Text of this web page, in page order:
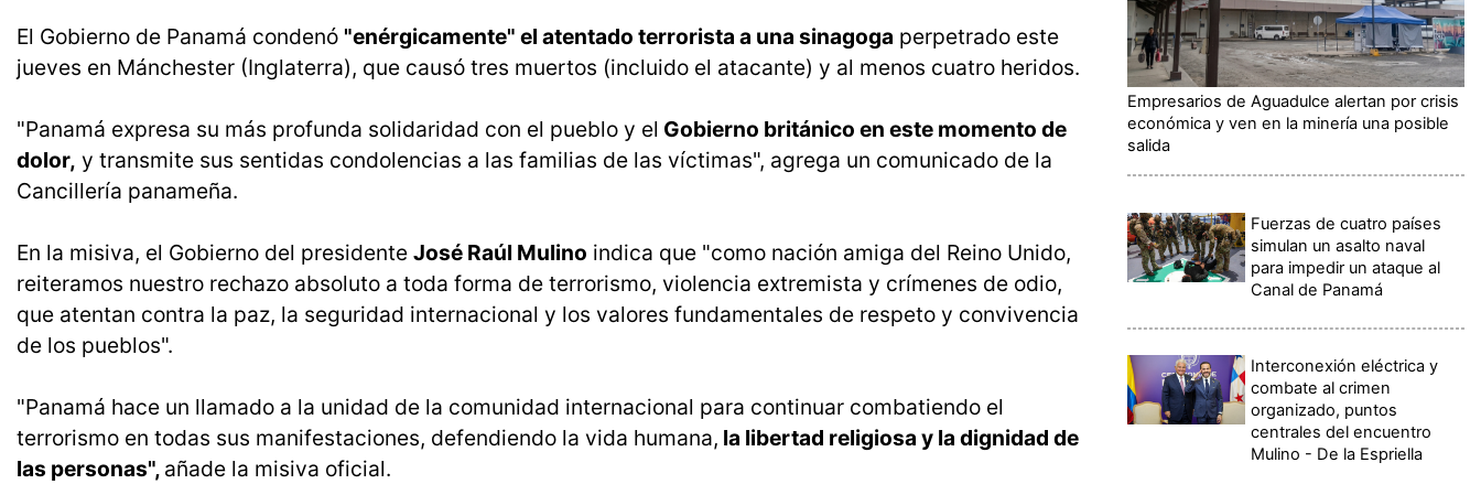
El Gobierno de Panamá condenó "enérgicamente" el atentado terrorista a una sinagoga perpetrado este
jueves en Mánchester (Inglaterra), que causó tres muertos (incluido el atacante) y al menos cuatro heridos.
"Panamá expresa su más profunda solidaridad con el pueblo y el Gobierno británico en este momento de
dolor, y transmite sus sentidas condolencias a las familias de las víctimas", agrega un comunicado de la
Cancillería panameña.
En la misiva, el Gobierno del presidente José Raúl Mulino indica que "como nación amiga del Reino Unido,
reiteramos nuestro rechazo absoluto a toda forma de terrorismo, violencia extremista y crímenes de odio,
que atentan contra la paz, la seguridad internacional y los valores fundamentales de respeto y convivencia
de los pueblos".
"Panamá hace un llamado a la unidad de la comunidad internacional para continuar combatiendo el
terrorismo en todas sus manifestaciones, defendiendo la vida humana, la libertad religiosa y la dignidad de
las personas", añade la misiva oficial.
Empresarios de Aguadulce alertan por crisis
económica y ven en la minería una posible
salida
Fuerzas de cuatro países
simulan un asalto naval
para impedir un ataque al
Canal de Panamá
Interconexión eléctrica y
combate al crimen
organizado, puntos
centrales del encuentro
Mulino - De la Espriella